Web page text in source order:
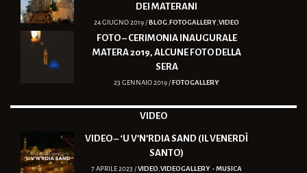
DEI MATERANI
24 GIUGNO 2019 /BLOG ,FOTOGALLERY ,VIDEO
FOTO – CERIMONIA INAUGURALE
MATERA 2019, ALCUNE FOTO DELLA
SERA
23 GENNAIO 2019 /FOTOGALLERY
VIDEO
VIDEO – ‘U V’N’RDIA SAND (IL VENERDÌ
SANTO)
7 APRILE 2023 /VIDEO ,VIDEOGALLERY - MUSICA